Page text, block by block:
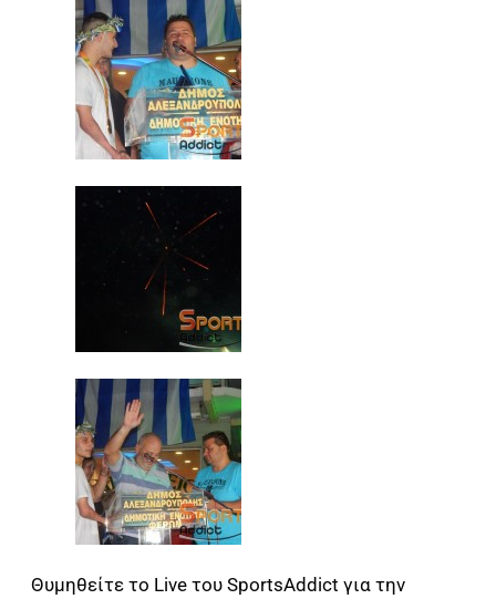
Θυμηθείτε το Live του SportsAddict για την